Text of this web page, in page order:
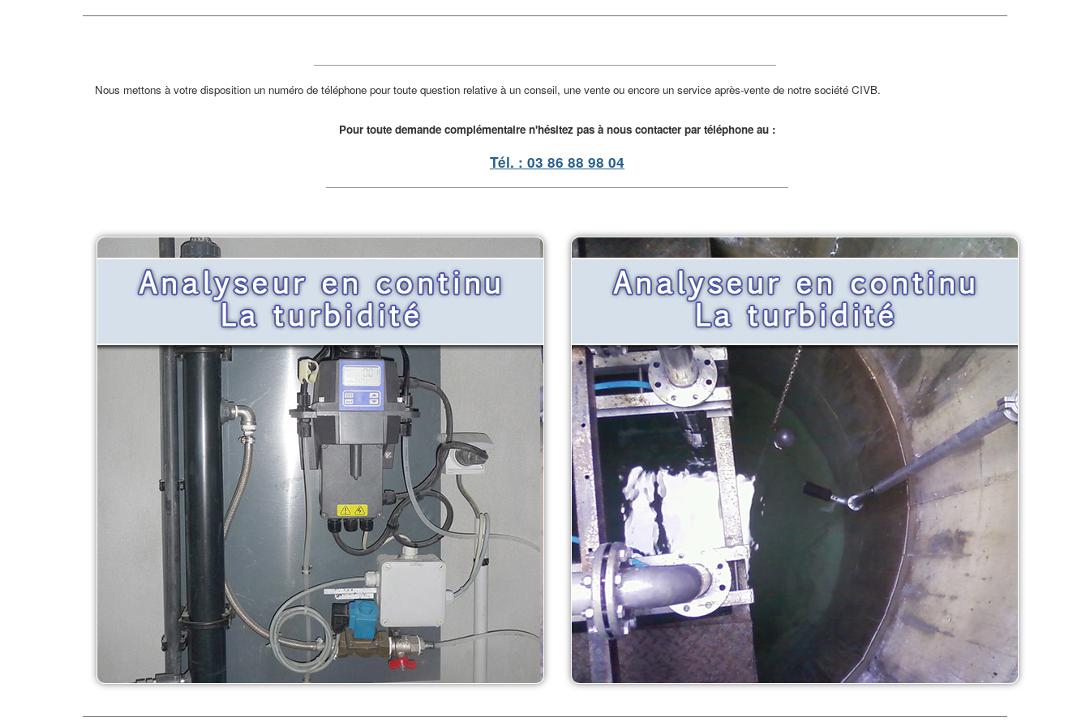
Nous mettons à votre disposition un numéro de téléphone pour toute question relative à un conseil, une vente ou encore un service après-vente de notre société CIVB.
Pour toute demande complémentaire n'hésitez pas à nous contacter par téléphone au :
Tél. : 03 86 88 98 04